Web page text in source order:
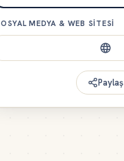
MEDYA & WEB SITESI
Paylaş